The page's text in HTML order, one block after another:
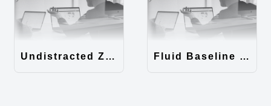
Undistracted Zen主题汉化包 Fluid Baseline Grid主题汉化包